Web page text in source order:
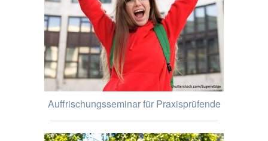
Auffrischungsseminar für Praxisprüfende